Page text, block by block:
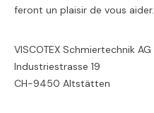
feront un plaisir de vous aider.
VISCOTEX Schmiertechnik AG
Industriestrasse 19
CH-9450 Altstätten